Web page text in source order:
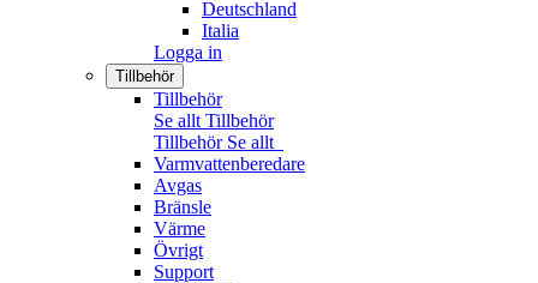
Deutschland
Italia
Logga in
Tillbehör
Tillbehör
Se allt Tillbehör
Tillbehör Se allt
Varmvattenberedare
Avgas
Bränsle
Värme
Övrigt
Support